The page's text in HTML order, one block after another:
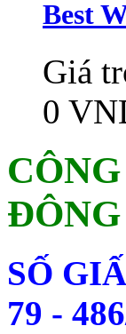
Best
Giá
0
SỐ
79 -